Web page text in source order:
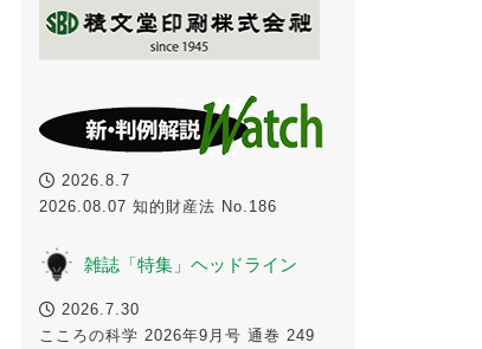
2026.8.7
2026.08.07 知的財産法 No.186
雑誌「特集」ヘッドライン
2026.7.30
こころの科学 2026年9月号 通巻 249